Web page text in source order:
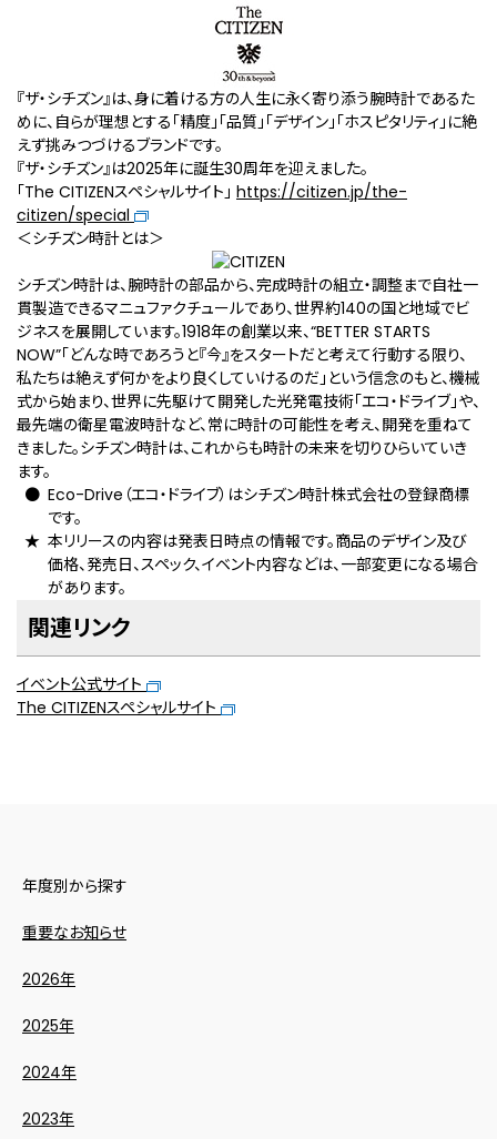
『ザ・シチズン』は、身に着ける方の人生に永く寄り添う腕時計であるた
めに、自らが理想とする「精度」「品質」「デザイン」「ホスピタリティ」に絶
えず挑みつづけるブランドです。
『ザ・シチズン』は2025年に誕生30周年を迎えました。
「The CITIZENスペシャルサイト」 https://citizen.jp/the-
citizen/special
＜シチズン時計とは＞
シチズン時計は、腕時計の部品から、完成時計の組立・調整まで自社一
貫製造できるマニュファクチュールであり、世界約140の国と地域でビ
ジネスを展開しています。1918年の創業以来、“BETTER STARTS
NOW”「どんな時であろうと『今』をスタートだと考えて行動する限り、
私たちは絶えず何かをより良くしていけるのだ」という信念のもと、機械
式から始まり、世界に先駆けて開発した光発電技術「エコ・ドライブ」や、
最先端の衛星電波時計など、常に時計の可能性を考え、開発を重ねて
きました。シチズン時計は、これからも時計の未来を切りひらいていき
ます。
Eco-Drive（エコ・ドライブ）はシチズン時計株式会社の登録商標
です。
本リリースの内容は発表日時点の情報です。商品のデザイン及び
価格、発売日、スペック、イベント内容などは、一部変更になる場合
があります。
関連リンク
イベント公式サイト
The CITIZENスペシャルサイト
年度別から探す
重要なお知らせ
2026年
2025年
2024年
2023年